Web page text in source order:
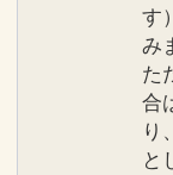
※画像を
す
み
た
合
り
と